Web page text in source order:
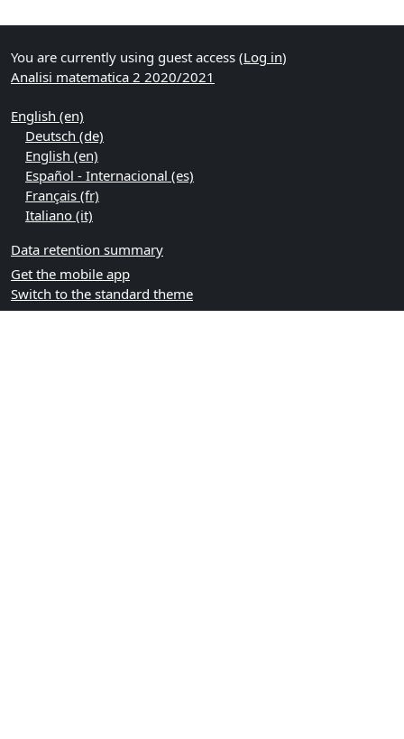
You are currently using guest access (Log in)
Analisi matematica 2 2020/2021
English ‎(en)‎
Deutsch ‎(de)‎
English ‎(en)‎
Español - Internacional ‎(es)‎
Français ‎(fr)‎
Italiano ‎(it)‎
Data retention summary
Get the mobile app
Switch to the standard theme